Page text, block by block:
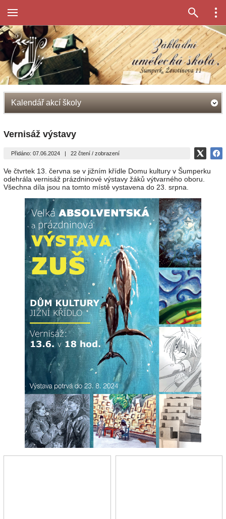
Kalendář akcí školy
Vernisáž výstavy
Přidáno: 07.06.2024 | 22 čtení / zobrazení
Ve čtvrtek 13. června se v jižním křídle Domu kultury v Šumperku
odehrála vernisáž prázdninové výstavy žáků výtvarného oboru.
Všechna díla jsou na tomto místě vystavena do 23. srpna.